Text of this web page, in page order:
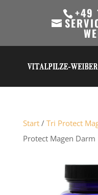
+49
Start/ Tri Protect
Protect Magen